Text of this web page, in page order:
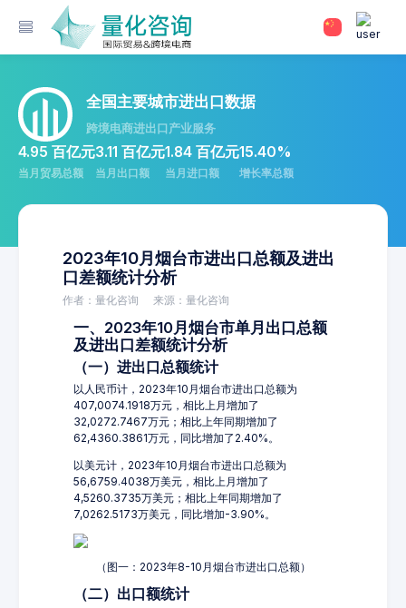
全国主要城市进出口数据
跨境电商进出口产业服务
4.95 百亿元
当月贸易总额
3.11 百亿元
当月出口额
1.84 百亿元
当月进口额
15.40%
增长率总额
2023年10月烟台市进出口总额及进出
口差额统计分析
作者：量化咨询 来源：量化咨询
一、2023年10月烟台市单月出口总额
及进出口差额统计分析
（一）进出口总额统计
以人民币计，2023年10月烟台市进出口总额为
407,0074.1918万元，相比上月增加了
32,0272.7467万元；相比上年同期增加了
62,4360.3861万元，同比增加了2.40%。
以美元计，2023年10月烟台市进出口总额为
56,6759.4038万美元，相比上月增加了
4,5260.3735万美元；相比上年同期增加了
7,0262.5173万美元，同比增加-3.90%。
（图一：2023年8-10月烟台市进出口总额）
（二）出口额统计